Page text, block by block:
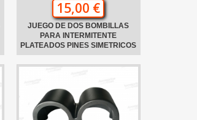
15,00 €
JUEGO DE DOS BOMBILLAS
PARA INTERMITENTE
PLATEADOS PINES SIMETRICOS